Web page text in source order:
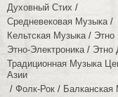
Духовный Стих
Средневековая Музыка
Кельтская Музыка
Этно-Электроника
Этно
Традиционная Музыка
Азии
Фолк-Рок
Балканская